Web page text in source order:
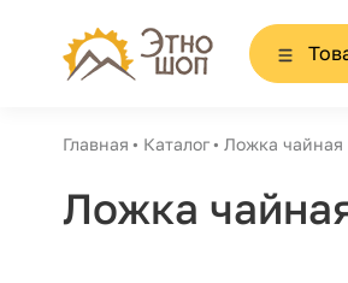
Главная Каталог Ложка чайная
Ложка